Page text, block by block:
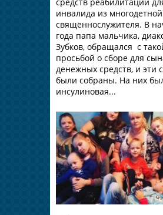
инвалида из
священнослужителя. В
года папа мальчика,
Зубков, обращался с
просьбой о сборе для
денежных средств, и эти
были собраны. На них
инсулиновая...